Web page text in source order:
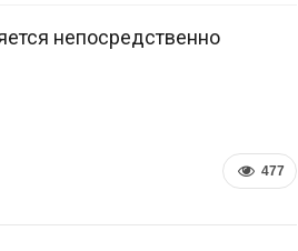
непосредственно
477